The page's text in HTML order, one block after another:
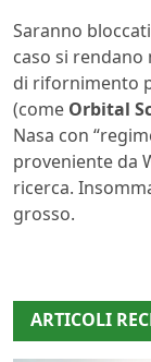
Saranno
caso si rendano
di rifornimento
(come Orbital
Nasa con
proveniente da
ricerca.
grosso.
ARTICOLI